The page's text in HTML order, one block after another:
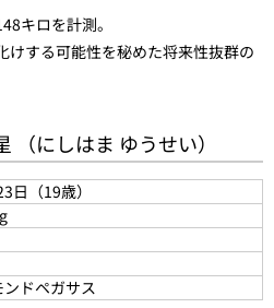
キロを計測。
けする可能性を秘めた将来性抜群の
（にしはま ゆうせい）
日（19歳）
ドペガサス